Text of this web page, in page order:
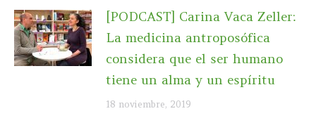
[PODCAST] Carina Vaca Zeller:
La medicina antroposófica
considera que el ser humano
tiene un alma y un espíritu
18 noviembre, 2019